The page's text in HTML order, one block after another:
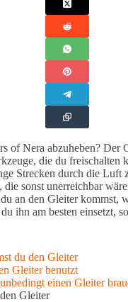
of Nera abzuheben? Der
die du freischalten
Strecken durch die Luft
die sonst unerreichbar
an den Gleiter kommst,
ihn am besten einsetzt,
du den Gleiter
Gleiter benutzt
einen Gleiter
Gleiter